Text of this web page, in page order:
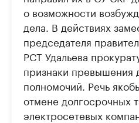
о возможности
дела. В действиях
председателя
РСТ Удальева
признаки превышения
полномочий. Речь
отмене долгосрочных
электросетевых